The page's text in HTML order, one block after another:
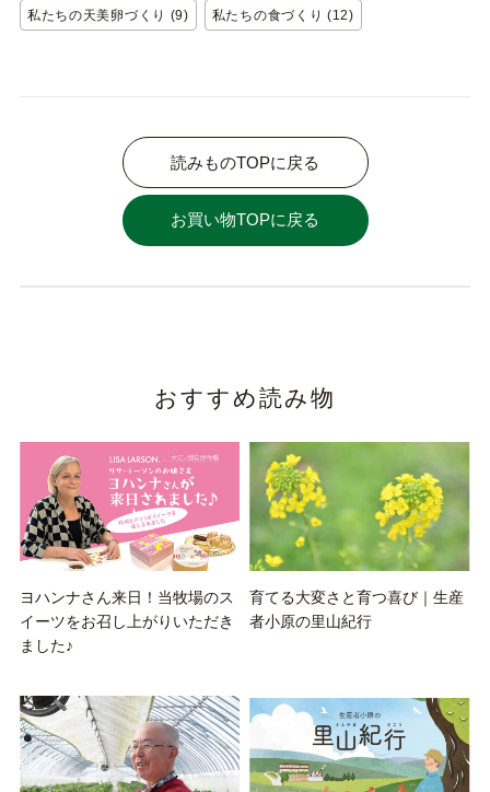
私たちの天美卵づくり (9) 私たちの食づくり (12)
読みものTOPに戻る
お買い物TOPに戻る
おすすめ読み物
ヨハンナさん来日！当牧場のス
イーツをお召し上がりいただき
ました♪
育てる大変さと育つ喜び｜生産
者小原の里山紀行